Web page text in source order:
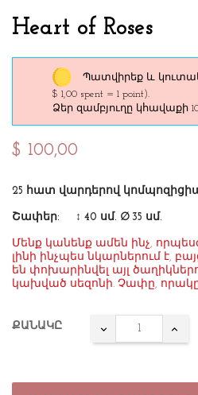
Heart of Roses
Պատվիրեք և
$ 1,00 spent = 1 point).
Ձեր զամբյուղը կհավաքի
$ 100,00
25 հատ վարդերով
Շափեր: ↕ 40 սմ. ∅ 35 սմ.
Մենք կանենք ամեն ինչ,
լինի ինչպես նկարներում է,
են փոխարինվել այլ
կախված սեզոնի. Չափը, որակը
ՔԱՆԱԿԸ